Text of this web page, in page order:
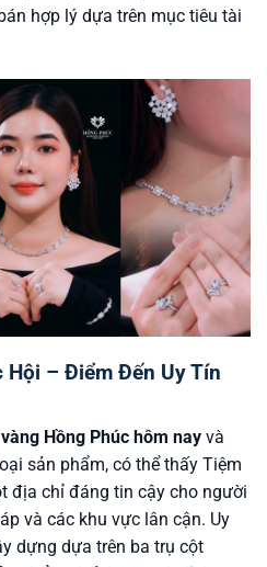
hợp lý dựa trên mục tiêu tài
Hội – Điểm Đến Uy Tín
Hồng Phúc hôm nay và
sản phẩm, có thể thấy Tiệm
địa chỉ đáng tin cậy cho người
và các khu vực lân cận. Uy
dựng dựa trên ba trụ cột